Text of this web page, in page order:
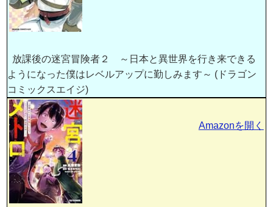
放課後の迷宮冒険者２ ～日本と異世界を行き来できる
ようになった僕はレベルアップに勤しみます～ (ドラゴン
コミックスエイジ)
Amazonを開く